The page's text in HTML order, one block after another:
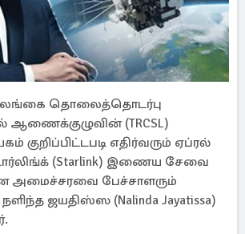
தொலைத்தொடர்பு
ஆணைக்குழுவின் (TRCSL)
குறிப்பிட்டபடி எதிர்வரும் ஏப்ரல்
(Starlink) இணைய சேவை
அமைச்சரவை பேச்சாளரும்
ஜயதிஸ்ஸ (Nalinda Jayatissa)